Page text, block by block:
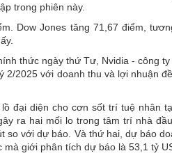
trong phiên này.
Dow Jones tăng 71,67 điểm,
thức ngày thứ Tư, Nvidia - công
2/2025 với doanh thu và lợi nhuận
đại diện cho cơn sốt trí tuệ nhân
ra hai mối lo trong tâm trí nhà
so với dự báo. Và thứ hai, dự báo
giới phân tích dự báo là 53,1 tỷ